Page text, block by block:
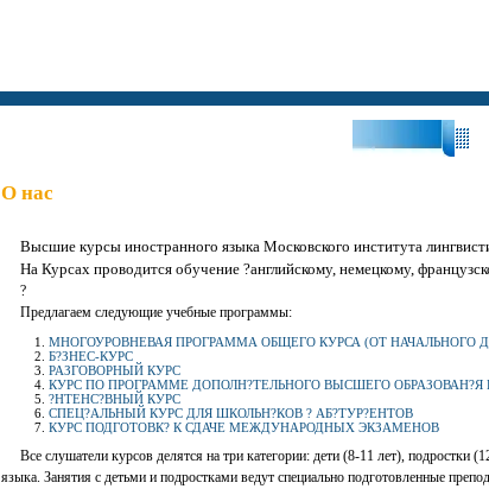
О нас
Высшие курсы иностранного языка Московского института
На Курсах проводится обучение ?английскому, немецкому,
?
Предлагаем следующие учебные программы:
МНОГОУРОВНЕВАЯ ПРОГРАММА ОБЩЕГО КУРСА (ОТ НАЧАЛЬНОГО
Б?ЗНЕС-КУРС
РАЗГОВОРНЫЙ КУРС
КУРС ПО ПРОГРАММЕ ДОПОЛН?ТЕЛЬНОГО ВЫСШЕГО ОБРАЗОВАН?Я
?НТЕНС?ВНЫЙ КУРС
СПЕЦ?АЛЬНЫЙ КУРС ДЛЯ ШКОЛЬН?КОВ ? АБ?ТУР?ЕНТОВ
КУРС ПОДГОТОВК? К СДАЧЕ МЕЖДУНАРОДНЫХ ЭКЗАМЕНОВ
Все слушатели курсов делятся на три категории: дети (8-11 лет),
языка. Занятия с детьми и подростками ведут специально подготовленные